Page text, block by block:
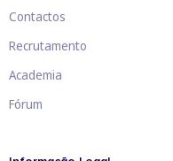
Contactos
Recrutamento
Academia
Fórum